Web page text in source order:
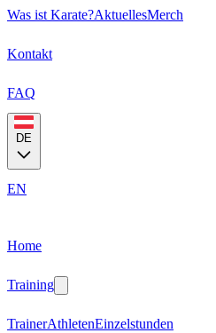
Was ist Karate?AktuellesMerch
Kontakt
FAQ
DE
EN
Home
Training
TrainerAthletenEinzelstunden